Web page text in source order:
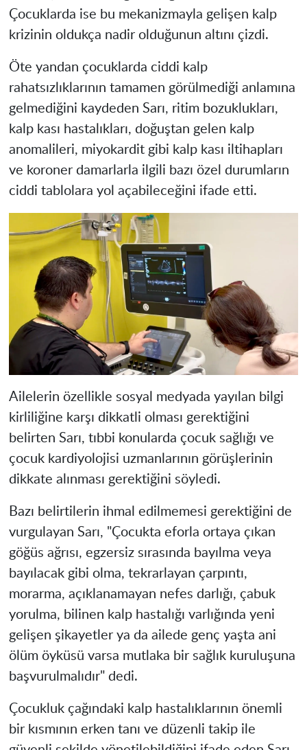
Çocuklarda ise bu mekanizmayla gelişen kalp
krizinin oldukça nadir olduğunun altını çizdi.
Öte yandan çocuklarda ciddi kalp
rahatsızlıklarının tamamen görülmediği anlamına
gelmediğini kaydeden Sarı, ritim bozuklukları,
kalp kası hastalıkları, doğuştan gelen kalp
anomalileri, miyokardit gibi kalp kası iltihapları
ve koroner damarlarla ilgili bazı özel durumların
ciddi tablolara yol açabileceğini ifade etti.
Ailelerin özellikle sosyal medyada yayılan bilgi
kirliliğine karşı dikkatli olması gerektiğini
belirten Sarı, tıbbi konularda çocuk sağlığı ve
çocuk kardiyolojisi uzmanlarının görüşlerinin
dikkate alınması gerektiğini söyledi.
Bazı belirtilerin ihmal edilmemesi gerektiğini de
vurgulayan Sarı, "Çocukta eforla ortaya çıkan
göğüs ağrısı, egzersiz sırasında bayılma veya
bayılacak gibi olma, tekrarlayan çarpıntı,
morarma, açıklanamayan nefes darlığı, çabuk
yorulma, bilinen kalp hastalığı varlığında yeni
gelişen şikayetler ya da ailede genç yaşta ani
ölüm öyküsü varsa mutlaka bir sağlık kuruluşuna
başvurulmalıdır" dedi.
Çocukluk çağındaki kalp hastalıklarının önemli
bir kısmının erken tanı ve düzenli takip ile